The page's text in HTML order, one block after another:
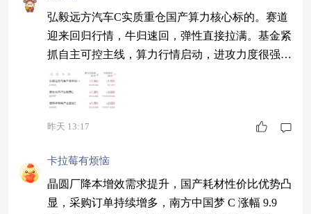
弘毅远方汽车C实质重仓国产算力核心标的。赛道
迎来回归行情，牛归速回，弹性直接拉满。基金紧
抓自主可控主线，算力行情启动，进攻力度很强，
把握这一轮反弹红利。 $新华科技创新主题灵活配
置混合A$ $中邮新思路灵活配置混合C$ $天弘中证
全指通信设备指数发起C$
昨天 13:17
卡拉莓有烦恼
晶圆厂降本增效需求提升，国产耗材性价比优势凸
显，采购订单持续增多，南方中国梦 C 涨幅 9.9